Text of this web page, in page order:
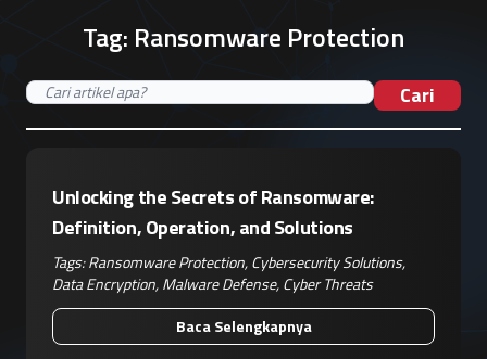
Tag: Ransomware Protection
Cari
Unlocking the Secrets of Ransomware:
Definition, Operation, and Solutions
Tags:Ransomware Protection,Cybersecurity Solutions,
Data Encryption,Malware Defense,Cyber Threats
Baca Selengkapnya